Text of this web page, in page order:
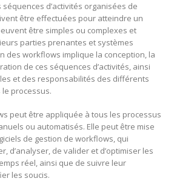
d’activités organisées de
être effectuées pour atteindre un
être simples ou complexes et
parties prenantes et systèmes
des workflows implique la conception, la
de ces séquences d’activités, ainsi
et des responsabilités des différents
processus.
peut être appliquée à tous les processus
ou automatisés. Elle peut être mise
de gestion de workflows, qui
d’analyser, de valider et d’optimiser les
réel, ainsi que de suivre leur
les soucis.